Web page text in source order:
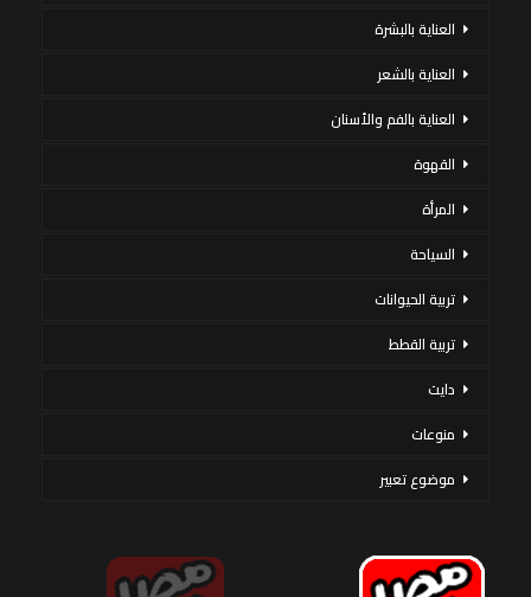
العناية بالبشرة
العناية بالشعر
العناية بالفم والأسنان
القهوة
المرأة
السياحة
تربية الحيوانات
تربية القطط
دايت
منوعات
موضوع تعبير